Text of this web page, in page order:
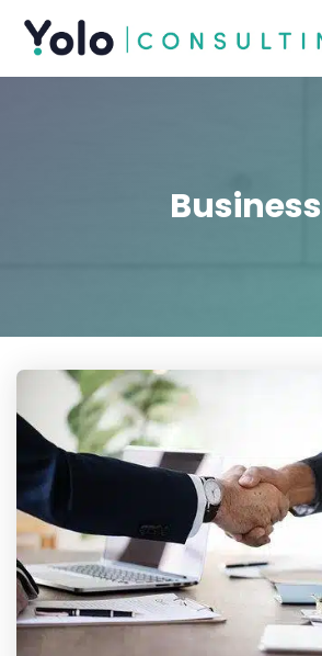
Business